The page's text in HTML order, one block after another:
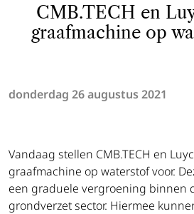
CMB.TECH en
graafmachine op
donderdag 26 augustus 2021
Vandaag stellen CMB.TECH en
graafmachine op waterstof voor.
een graduele vergroening binnen
grondverzet sector. Hiermee